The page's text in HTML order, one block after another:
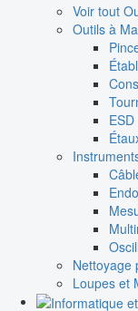
Voir tout
Outils à
Nettoyage
Loupes et